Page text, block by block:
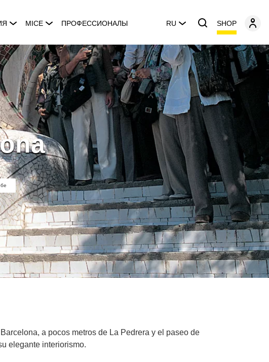
MICE ПРОФЕССИОНАЛЫ RU SHOP
a pocos metros de La Pedrera y el paseo de
elegante interiorismo.